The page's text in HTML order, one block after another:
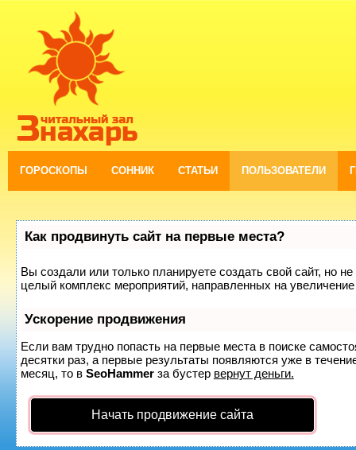
ГОРОСКОПЫ СОННИК СТАТЬИ ПОЛЬЗОВАТЕЛИ
Как продвинуть сайт на первые места?
Вы создали или только планируете создать свой сайт, но
целый комплекс мероприятий, направленных на
Ускорение продвижения
Если вам трудно попасть на первые места в поиске
десятки раз, а первые результаты появляются уже в
месяц, то в SeoHammerза бустер вернут деньги.
Начать продвижение сайта